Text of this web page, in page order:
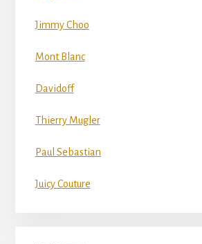
Jimmy Choo
Mont Blanc
Davidoff
Thierry Mugler
Paul Sebastian
Juicy Couture